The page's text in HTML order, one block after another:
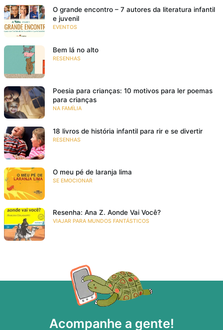
O grande encontro – 7 autores da literatura infantil
e juvenil
EVENTOS
Bem lá no alto
RESENHAS
Poesia para crianças: 10 motivos para ler poemas
para crianças
NA FAMÍLIA
18 livros de história infantil para rir e se divertir
RESENHAS
O meu pé de laranja lima
SE EMOCIONAR
Resenha: Ana Z. Aonde Vai Você?
VIAJAR PARA MUNDOS FANTÁSTICOS
Acompanhe a gente!